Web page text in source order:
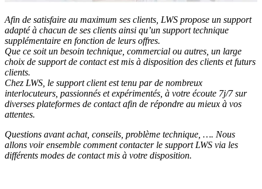
Afin de satisfaire au maximum ses clients, LWS propose un support
adapté à chacun de ses clients ainsi qu’un support technique
supplémentaire en fonction de leurs offres.
Que ce soit un besoin technique, commercial ou autres, un large
choix de support de contact est mis à disposition des clients et futurs
clients.
Chez LWS, le support client est tenu par de nombreux
interlocuteurs, passionnés et expérimentés, à votre écoute 7j/7 sur
diverses plateformes de contact afin de répondre au mieux à vos
attentes.
Questions avant achat, conseils, problème technique, …. Nous
allons voir ensemble comment contacter le support LWS via les
différents modes de contact mis à votre disposition.